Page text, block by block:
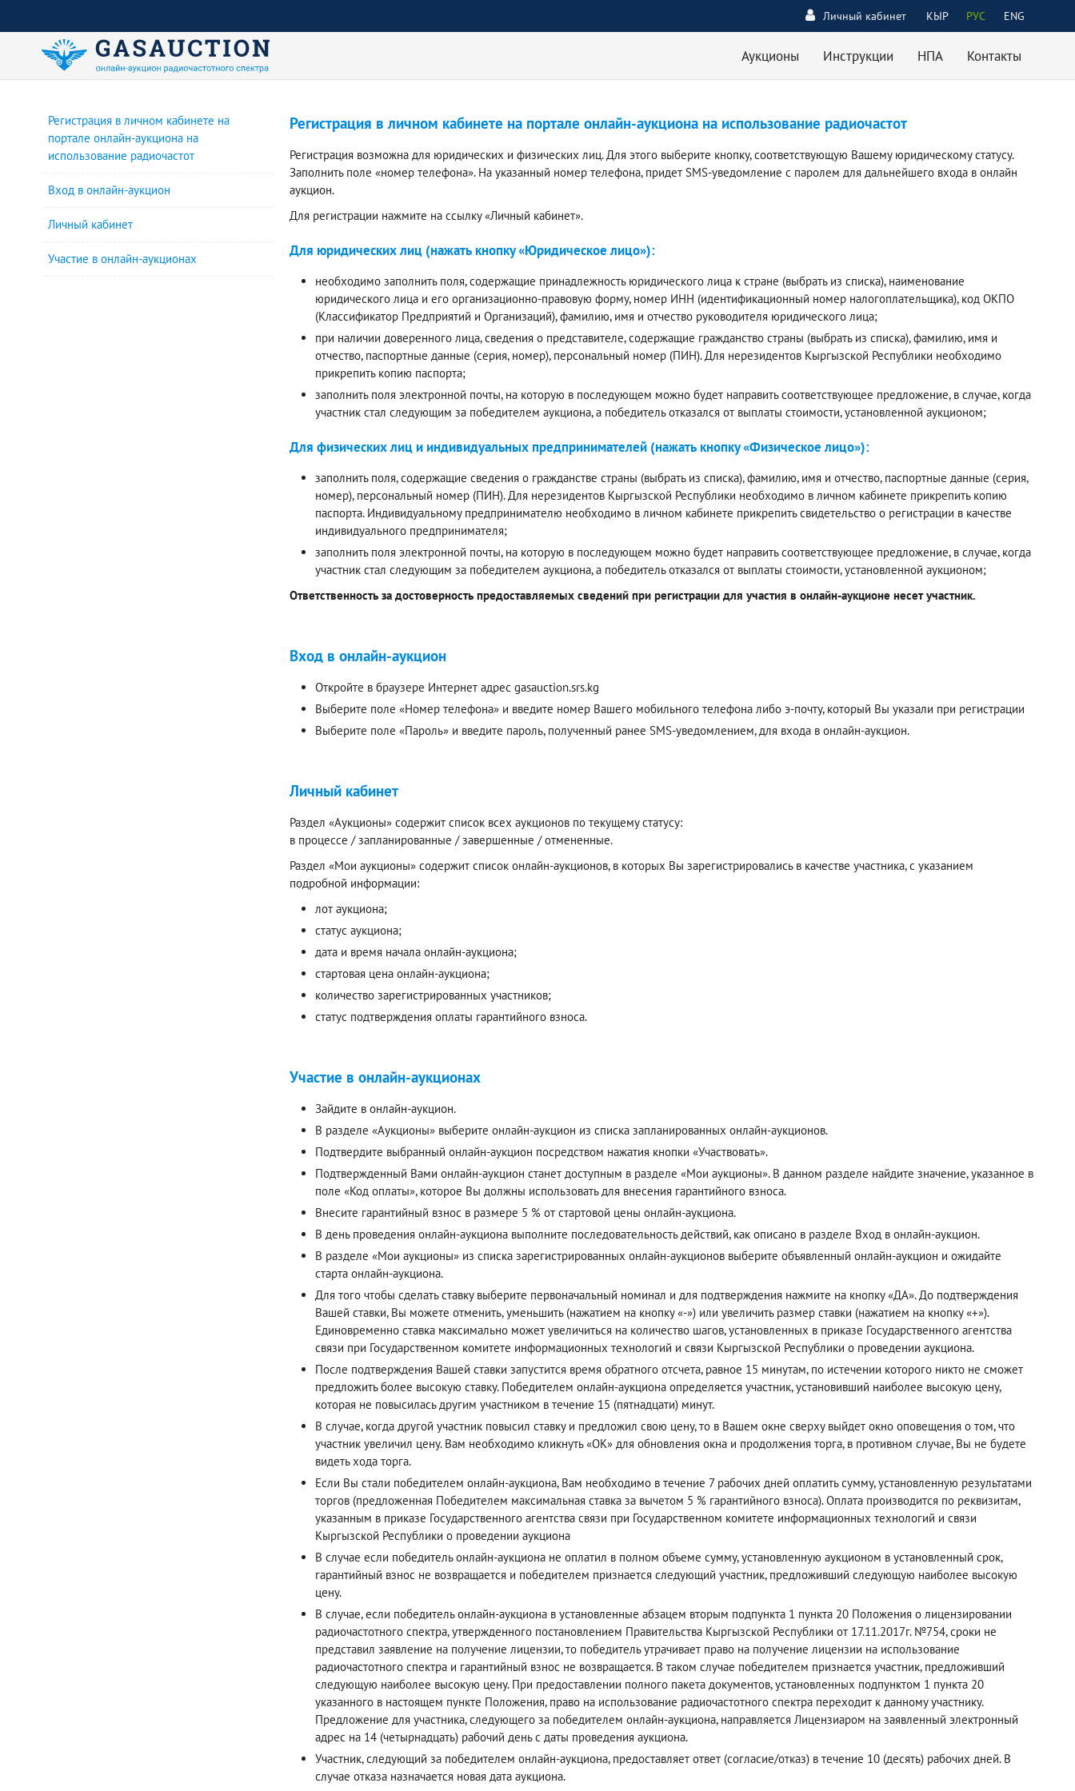
КЫР РУС ENG
Личный кабинет
Аукционы Инструкции НПА Контакты
Регистрация в личном кабинете на
портале онлайн-аукциона на
использование радиочастот
Вход в онлайн-аукцион
Личный кабинет
Участие в онлайн-аукционах
Регистрация в личном кабинете на портале онлайн-аукциона на использование радиочастот
Регистрация возможна для юридических и физических лиц. Для этого выберите кнопку, соответствующую Вашему юридическому статусу.
Заполнить поле «номер телефона». На указанный номер телефона, придет SMS-уведомление с паролем для дальнейшего входа в онлайн
аукцион.
Для регистрации нажмите на ссылку «Личный кабинет».
Для юридических лиц (нажать кнопку «Юридическое лицо»):
необходимо заполнить поля, содержащие принадлежность юридического лица к стране (выбрать из списка), наименование
юридического лица и его организационно-правовую форму, номер ИНН (идентификационный номер налогоплательщика), код ОКПО
(Классификатор Предприятий и Организаций), фамилию, имя и отчество руководителя юридического лица;
при наличии доверенного лица, сведения о представителе, содержащие гражданство страны (выбрать из списка), фамилию, имя и
отчество, паспортные данные (серия, номер), персональный номер (ПИН). Для нерезидентов Кыргызской Республики необходимо
прикрепить копию паспорта;
заполнить поля электронной почты, на которую в последующем можно будет направить соответствующее предложение, в случае, когда
участник стал следующим за победителем аукциона, а победитель отказался от выплаты стоимости, установленной аукционом;
Для физических лиц и индивидуальных предпринимателей (нажать кнопку «Физическое лицо»):
заполнить поля, содержащие сведения о гражданстве страны (выбрать из списка), фамилию, имя и отчество, паспортные данные (серия,
номер), персональный номер (ПИН). Для нерезидентов Кыргызской Республики необходимо в личном кабинете прикрепить копию
паспорта. Индивидуальному предпринимателю необходимо в личном кабинете прикрепить свидетельство о регистрации в качестве
индивидуального предпринимателя;
заполнить поля электронной почты, на которую в последующем можно будет направить соответствующее предложение, в случае, когда
участник стал следующим за победителем аукциона, а победитель отказался от выплаты стоимости, установленной аукционом;
Ответственность за достоверность предоставляемых сведений при регистрации для участия в онлайн-аукционе несет участник.
Вход в онлайн-аукцион
Откройте в браузере Интернет адрес gasauction.srs.kg
Выберите поле «Номер телефона» и введите номер Вашего мобильного телефона либо э-почту, который Вы указали при регистрации
Выберите поле «Пароль» и введите пароль, полученный ранее SMS-уведомлением, для входа в онлайн-аукцион.
Личный кабинет
Раздел «Аукционы» содержит список всех аукционов по текущему статусу:
в процессе / запланированные / завершенные / отмененные.
Раздел «Мои аукционы» содержит список онлайн-аукционов, в которых Вы зарегистрировались в качестве участника, с указанием
подробной информации:
лот аукциона;
статус аукциона;
дата и время начала онлайн-аукциона;
стартовая цена онлайн-аукциона;
количество зарегистрированных участников;
статус подтверждения оплаты гарантийного взноса.
Участие в онлайн-аукционах
Зайдите в онлайн-аукцион.
В разделе «Аукционы» выберите онлайн-аукцион из списка запланированных онлайн-аукционов.
Подтвердите выбранный онлайн-аукцион посредством нажатия кнопки «Участвовать».
Подтвержденный Вами онлайн-аукцион станет доступным в разделе «Мои аукционы». В данном разделе найдите значение, указанное в
поле «Код оплаты», которое Вы должны использовать для внесения гарантийного взноса.
Внесите гарантийный взнос в размере 5 % от стартовой цены онлайн-аукциона.
В день проведения онлайн-аукциона выполните последовательность действий, как описано в разделе Вход в онлайн-аукцион.
В разделе «Мои аукционы» из списка зарегистрированных онлайн-аукционов выберите объявленный онлайн-аукцион и ожидайте
старта онлайн-аукциона.
Для того чтобы сделать ставку выберите первоначальный номинал и для подтверждения нажмите на кнопку «ДА». До подтверждения
Вашей ставки, Вы можете отменить, уменьшить (нажатием на кнопку «-») или увеличить размер ставки (нажатием на кнопку «+»).
Единовременно ставка максимально может увеличиться на количество шагов, установленных в приказе Государственного агентства
связи при Государственном комитете информационных технологий и связи Кыргызской Республики о проведении аукциона.
После подтверждения Вашей ставки запустится время обратного отсчета, равное 15 минутам, по истечении которого никто не сможет
предложить более высокую ставку. Победителем онлайн-аукциона определяется участник, установивший наиболее высокую цену,
которая не повысилась другим участником в течение 15 (пятнадцати) минут.
В случае, когда другой участник повысил ставку и предложил свою цену, то в Вашем окне сверху выйдет окно оповещения о том, что
участник увеличил цену. Вам необходимо кликнуть «ОК» для обновления окна и продолжения торга, в противном случае, Вы не будете
видеть хода торга.
Если Вы стали победителем онлайн-аукциона, Вам необходимо в течение 7 рабочих дней оплатить сумму, установленную результатами
торгов (предложенная Победителем максимальная ставка за вычетом 5 % гарантийного взноса). Оплата производится по реквизитам,
указанным в приказе Государственного агентства связи при Государственном комитете информационных технологий и связи
Кыргызской Республики о проведении аукциона
В случае если победитель онлайн-аукциона не оплатил в полном объеме сумму, установленную аукционом в установленный срок,
гарантийный взнос не возвращается и победителем признается следующий участник, предложивший следующую наиболее высокую
цену.
В случае, если победитель онлайн-аукциона в установленные абзацем вторым подпункта 1 пункта 20 Положения о лицензировании
радиочастотного спектра, утвержденного постановлением Правительства Кыргызской Республики от 17.11.2017г. №754, сроки не
представил заявление на получение лицензии, то победитель утрачивает право на получение лицензии на использование
радиочастотного спектра и гарантийный взнос не возвращается. В таком случае победителем признается участник, предложивший
следующую наиболее высокую цену. При предоставлении полного пакета документов, установленных подпунктом 1 пункта 20
указанного в настоящем пункте Положения, право на использование радиочастотного спектра переходит к данному участнику.
Предложение для участника, следующего за победителем онлайн-аукциона, направляется Лицензиаром на заявленный электронный
адрес на 14 (четырнадцать) рабочий день с даты проведения аукциона.
Участник, следующий за победителем онлайн-аукциона, предоставляет ответ (согласие/отказ) в течение 10 (десять) рабочих дней. В
случае отказа назначается новая дата аукциона.